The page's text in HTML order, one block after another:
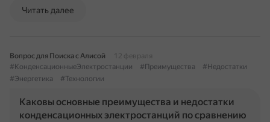
Читать далее
Вопрос для Поиска с Алисой
12 февраля
#КонденсационныеЭлектростанции
#Преимущества
#Недостатки
#Энергетика
#Технологии
Каковы основные преимущества и недостатки
конденсационных электростанций по сравнению